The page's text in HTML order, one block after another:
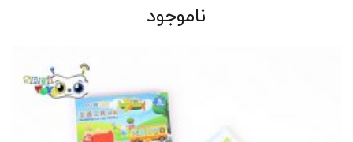
ناموجود